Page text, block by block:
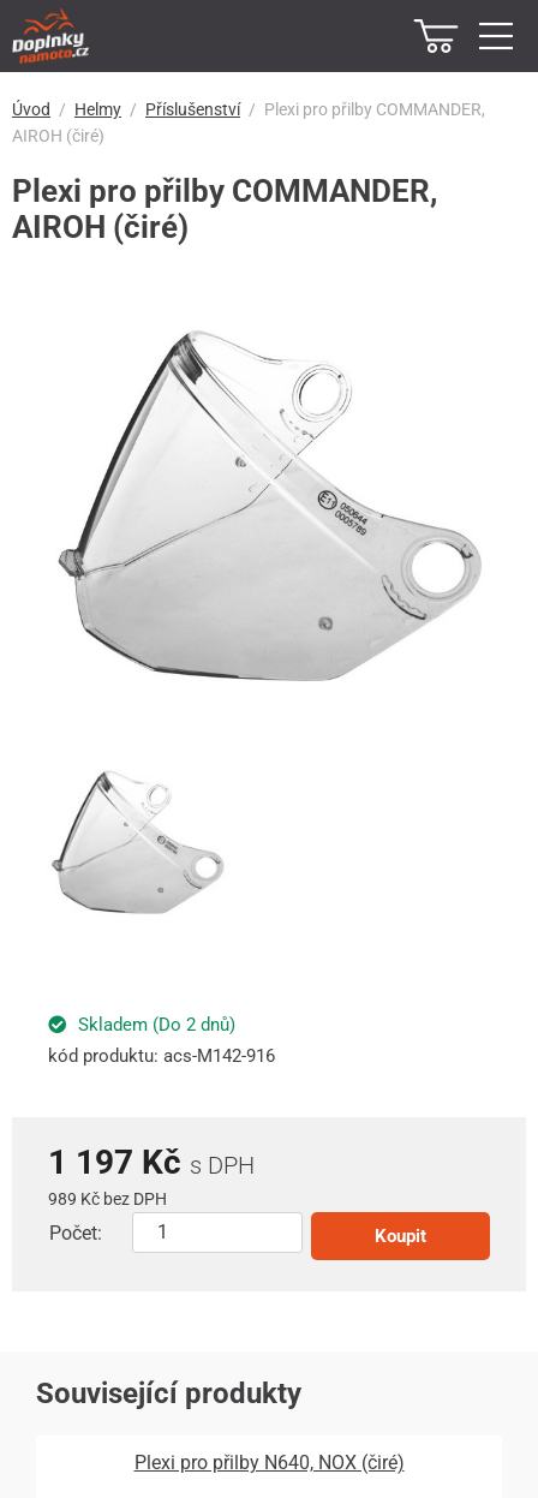
Úvod Helmy Příslušenství
Plexi pro přilby COMMANDER,
AIROH (čiré)
Plexi pro přilby COMMANDER,
AIROH (čiré)
Skladem (Do 2 dnů)
kód produktu: acs-M142-916
1 197 Kč s DPH
989 Kč bez DPH
Počet: Koupit
Související produkty
Plexi pro přilby N640, NOX (čiré)